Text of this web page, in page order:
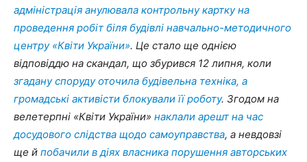
адміністрація анулювала контрольну картку на
проведення робіт біля будівлі навчально-методичного
центру «Квіти України». Це стало ще однією
відповіддю на скандал, що збурився 12 липня, коли
згадану споруду оточила будівельна техніка, а
громадські активісти блокували її роботу. Згодом на
велетерпні «Квіти України» наклали арешт на час
досудового слідства щодо самоуправства, а невдовзі
ще й побачили в діях власника порушення авторських